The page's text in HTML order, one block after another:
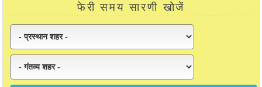
फेरी समय सारणी खोजें